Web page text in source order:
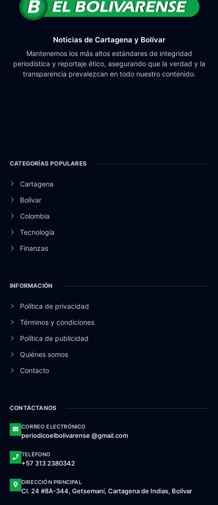
Noticias de Cartagena y Bolívar
Mantenemos los más altos estándares de integridad
periodística y reportaje ético, asegurando que la verdad y la
transparencia prevalezcan en todo nuestro contenido.
CATEGORÍAS POPULARES
Cartagena
Bolívar
Colombia
Tecnología
Finanzas
INFORMACIÓN
Política de privacidad
Términos y condiciones
Política de publicidad
Quiénes somos
Contacto
CONTÁCTANOS
CORREO ELECTRÓNICO
periodicoelbolivarense @gmail.com
TELÉFONO
+57 313 2380342
DIRECCIÓN PRINCIPAL
Cl. 24 #8A-344, Getsemaní, Cartagena de Indias, Bolívar